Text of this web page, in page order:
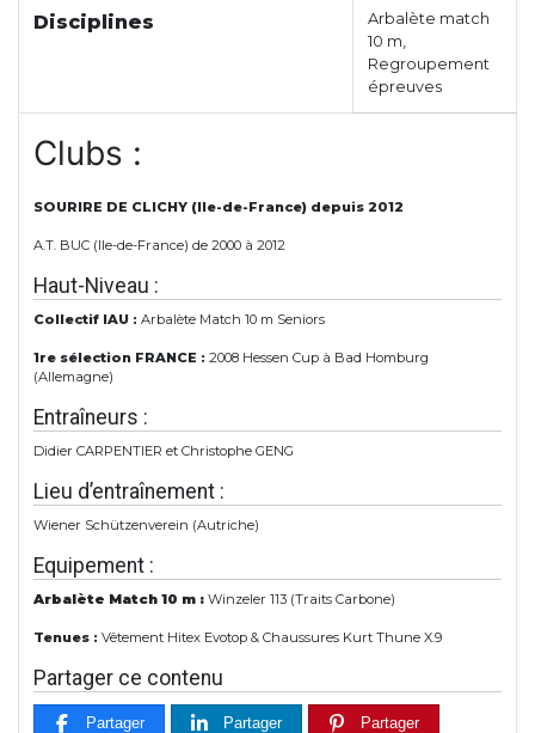
Disciplines
Arbalète match
10 m,
Regroupement
épreuves
Clubs :
SOURIRE DE CLICHY (Ile-de-France) depuis 2012
A.T. BUC (Ile-de-France) de 2000 à 2012
Haut-Niveau :
Collectif IAU : Arbalète Match 10 m Seniors
1re sélection FRANCE : 2008 Hessen Cup à Bad Homburg
(Allemagne)
Entraîneurs :
Didier CARPENTIER et Christophe GENG
Lieu d’entraînement :
Wiener Schützenverein (Autriche)
Equipement :
Arbalète Match 10 m : Winzeler 113 (Traits Carbone)
Tenues : Vêtement Hitex Evotop & Chaussures Kurt Thune X.9
Partager ce contenu
Partager Partager Partager